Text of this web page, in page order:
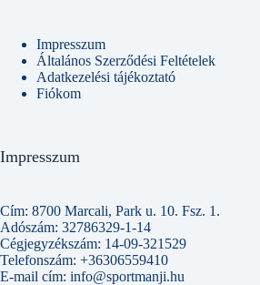
Impresszum
Általános Szerződési Feltételek
Adatkezelési tájékoztató
Fiókom
Impresszum
Cím: 8700 Marcali, Park u. 10. Fsz. 1.
Adószám: 32786329-1-14
Cégjegyzékszám: 14-09-321529
Telefonszám: +36306559410
E-mail cím: info@sportmanji.hu